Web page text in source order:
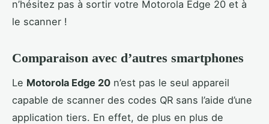
n’hésitez pas à sortir votre Motorola Edge 20 et à
le scanner !
Comparaison avec d’autres smartphones
Le Motorola Edge 20 n’est pas le seul appareil
capable de scanner des codes QR sans l’aide d’une
application tiers. En effet, de plus en plus de